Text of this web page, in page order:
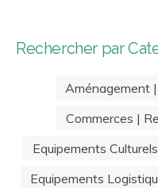
Rechercher par
Aménagement
Commerces |
Equipements Culturels
Equipements